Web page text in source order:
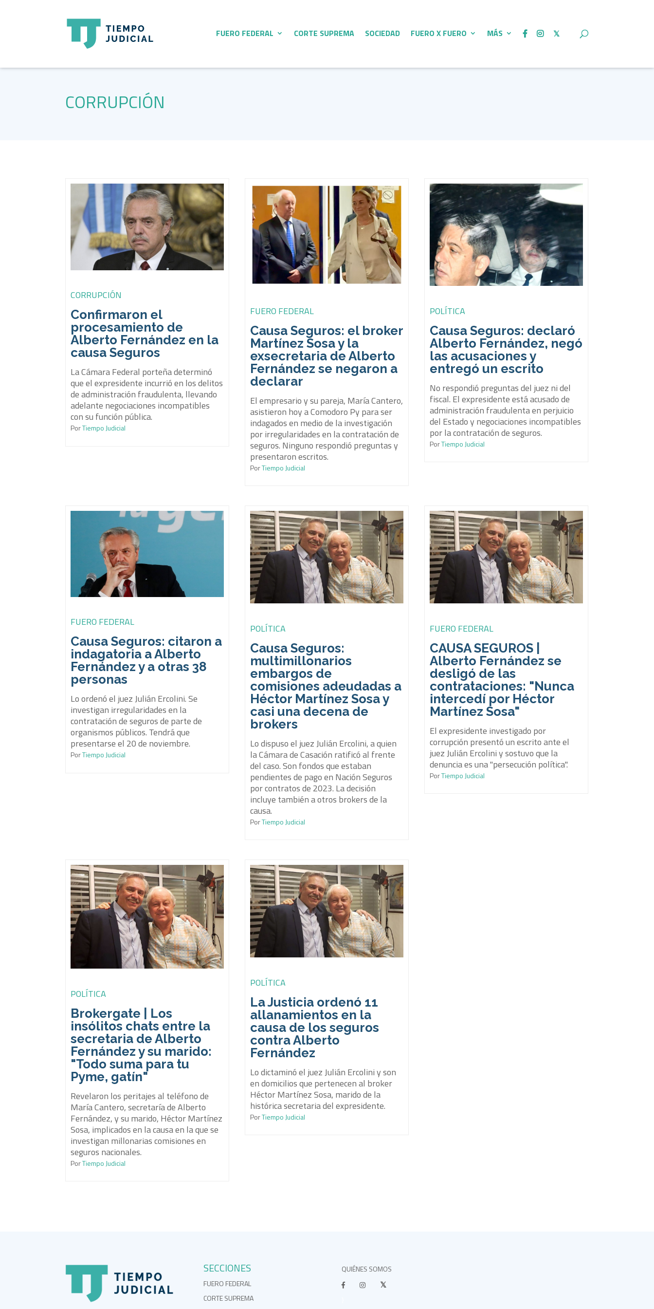
FUERO FEDERAL CORTE SUPREMA SOCIEDAD FUERO X FUERO MÁS
CORRUPCIÓN
CORRUPCIÓN
Confirmaron el
procesamiento de
Alberto Fernández en la
causa Seguros
La Cámara Federal porteña determinó
que el expresidente incurrió en los delitos
de administración fraudulenta, llevando
adelante negociaciones incompatibles
con su función pública.
PorTiempo Judicial
FUERO FEDERAL
Causa Seguros: el broker
Martínez Sosa y la
exsecretaria de Alberto
Fernández se negaron a
declarar
El empresario y su pareja, María Cantero,
asistieron hoy a Comodoro Py para ser
indagados en medio de la investigación
por irregularidades en la contratación de
seguros. Ninguno respondió preguntas y
presentaron escritos.
PorTiempo Judicial
POLÍTICA
Causa Seguros: declaró
Alberto Fernández, negó
las acusaciones y
entregó un escrito
No respondió preguntas del juez ni del
fiscal. El expresidente está acusado de
administración fraudulenta en perjuicio
del Estado y negociaciones incompatibles
por la contratación de seguros.
PorTiempo Judicial
FUERO FEDERAL
Causa Seguros: citaron a
indagatoria a Alberto
Fernández y a otras 38
personas
Lo ordenó el juez Julián Ercolini. Se
investigan irregularidades en la
contratación de seguros de parte de
organismos públicos. Tendrá que
presentarse el 20 de noviembre.
PorTiempo Judicial
POLÍTICA
Causa Seguros:
multimillonarios
embargos de
comisiones adeudadas a
Héctor Martínez Sosa y
casi una decena de
brokers
Lo dispuso el juez Julián Ercolini, a quien
la Cámara de Casación ratificó al frente
del caso. Son fondos que estaban
pendientes de pago en Nación Seguros
por contratos de 2023. La decisión
incluye también a otros brokers de la
causa.
PorTiempo Judicial
FUERO FEDERAL
CAUSA SEGUROS |
Alberto Fernández se
desligó de las
contrataciones: "Nunca
intercedí por Héctor
Martínez Sosa"
El expresidente investigado por
corrupción presentó un escrito ante el
juez Julián Ercolini y sostuvo que la
denuncia es una "persecución política".
PorTiempo Judicial
POLÍTICA
Brokergate | Los
insólitos chats entre la
secretaria de Alberto
Fernández y su marido:
"Todo suma para tu
Pyme, gatín"
Revelaron los peritajes al teléfono de
María Cantero, secretaría de Alberto
Fernández, y su marido, Héctor Martínez
Sosa, implicados en la causa en la que se
investigan millonarias comisiones en
seguros nacionales.
PorTiempo Judicial
POLÍTICA
La Justicia ordenó 11
allanamientos en la
causa de los seguros
contra Alberto
Fernández
Lo dictaminó el juez Julián Ercolini y son
en domicilios que pertenecen al broker
Héctor Martínez Sosa, marido de la
histórica secretaria del expresidente.
PorTiempo Judicial
SECCIONES
FUERO FEDERAL
CORTE SUPREMA
QUIÉNES SOMOS